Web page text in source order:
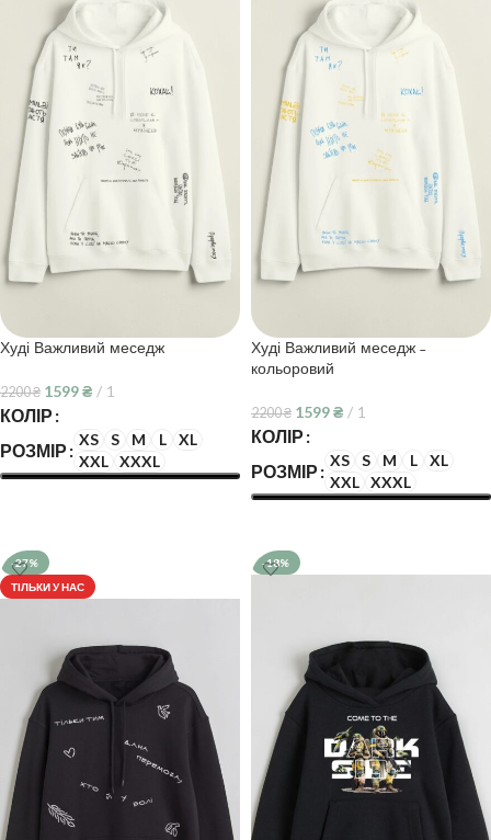
Худі Важливий меседж
2200₴ 1599₴ 1
КОЛІР
РОЗМІР
XS S M L
XL
XXL XXXL
Худі Важливий меседж –
кольоровий
2200₴ 1599₴ 1
КОЛІР
РОЗМІР
XS S M L
XL
XXL XXXL
-27%
ТІЛЬКИ У НАС
-18%